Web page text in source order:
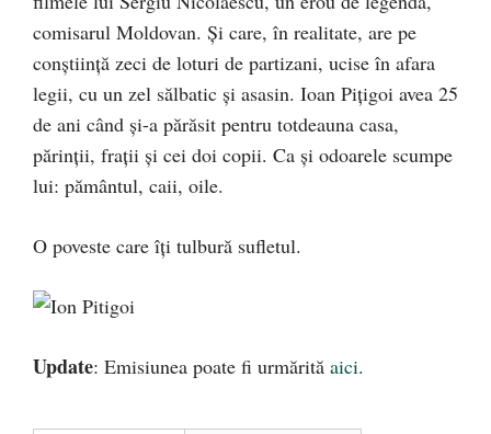
comisarul Moldovan. Şi care, în realitate, are pe
conştiinţă zeci de loturi de partizani, ucise în afara
legii, cu un zel sălbatic şi asasin. Ioan Piţigoi avea 25
de ani când şi-a părăsit pentru totdeauna casa,
părinţii, fraţii şi cei doi copii. Ca şi odoarele scumpe
lui: pământul, caii, oile.
O poveste care îţi tulbură sufletul.
Update: Emisiunea poate fi urmărită aici.